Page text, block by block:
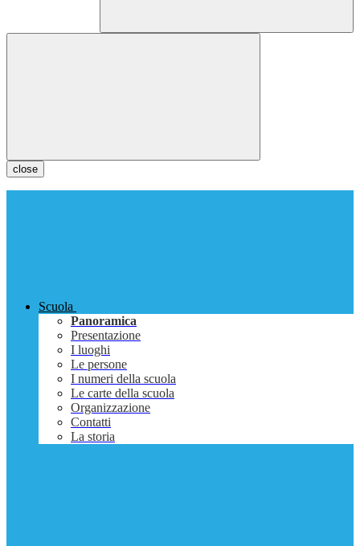
close
Scuola
Panoramica
Presentazione
I luoghi
Le persone
I numeri della scuola
Le carte della scuola
Organizzazione
Contatti
La storia